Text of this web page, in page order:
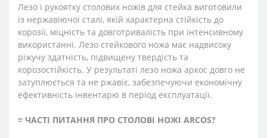
Лезо і рукоятку столових ножів для стейка виготовили
із нержавіючої сталі, якій характерна стійкість до
корозії, міцність та довготривалість при інтенсивному
використанні. Лезо стейкового ножа має надвисоку
ріжучу здатність, підвищену твердість та
корозостійкість. У результаті лезо ножа аркос довго не
затуплюється та не ржавіє, забезпечуючи економічну
ефективність інвентарю в період експлуатації.
≡ ЧАСТІ ПИТАННЯ ПРО СТОЛОВІ НОЖІ ARCOS?